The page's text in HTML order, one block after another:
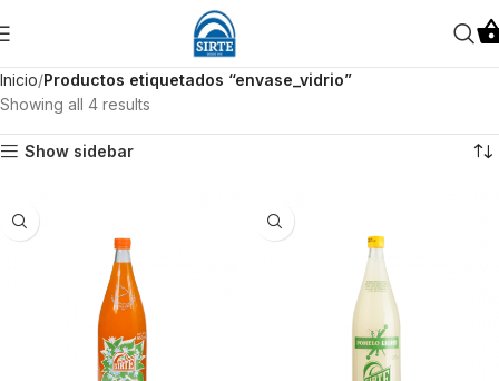
Inicio Productos etiquetados “envase_vidrio”
Showing all 4 results
Show sidebar